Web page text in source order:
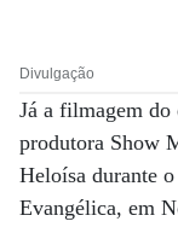
Divulgação
Já a filmagem do
produtora Show
Heloísa durante
Evangélica, em